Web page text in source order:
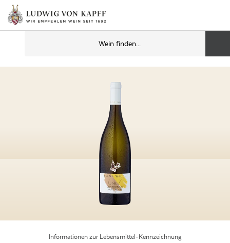
Informationen zur Lebensmittel-Kennzeichnung